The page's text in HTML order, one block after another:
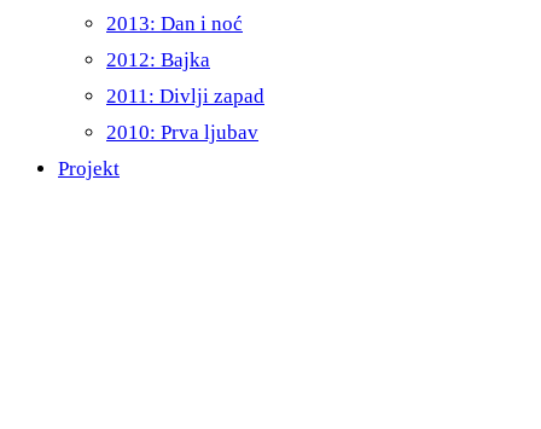
2013: Dan i noć
2012: Bajka
2011: Divlji zapad
2010: Prva ljubav
Projekt